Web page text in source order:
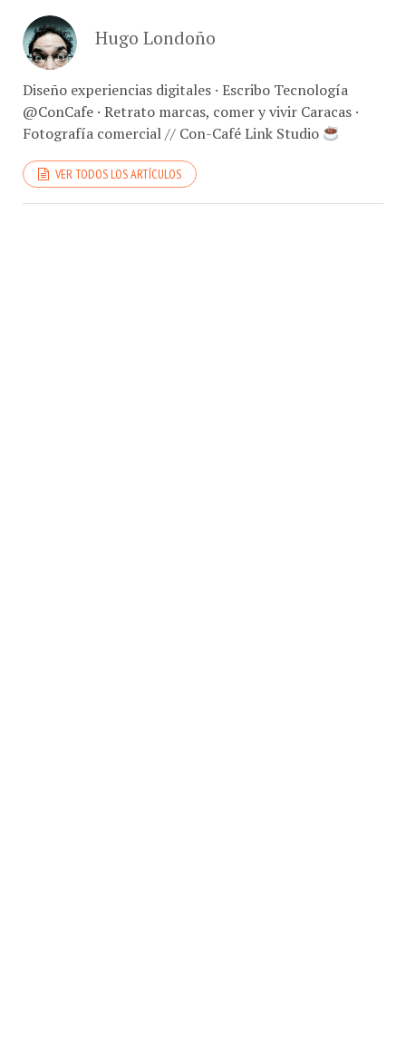
Hugo Londoño
Diseño experiencias digitales · Escribo Tecnología
@ConCafe · Retrato marcas, comer y vivir Caracas ·
Fotografía comercial // Con-Café Link Studio
VER TODOS LOS ARTÍCULOS